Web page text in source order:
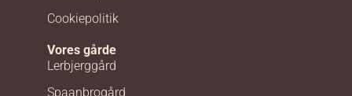
Cookiepolitik
Vores gårde
Lerbjerggård
Spaanbrogård